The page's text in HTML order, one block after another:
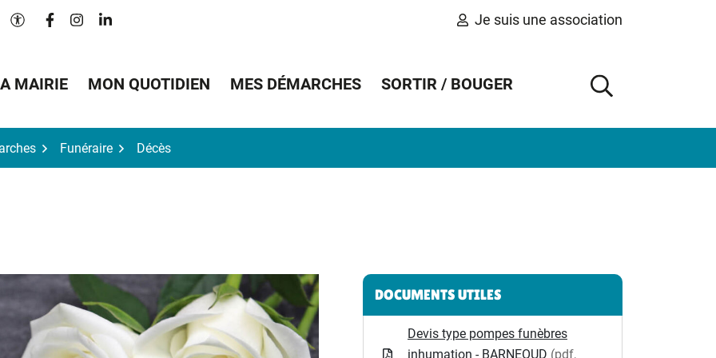
Paramètres d'accessibilité
Lien vers le compte Facebook
Lien vers le compte Instagram
Lien vers le compte Linkedin Je suis une association
MAIRIE MON QUOTIDIEN MES DÉMARCHES SORTIR / BOUGER
AFFICHER
Funéraire Décès
Informations complémentaires
DOCUMENTS UTILES
Devis type pompes funèbres
inhumation - BARNEOUD (pdf,